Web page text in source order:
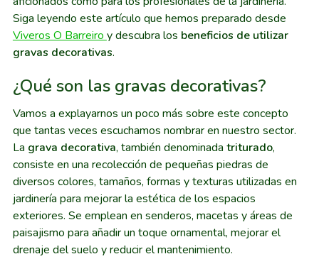
Siga leyendo este artículo que hemos preparado desde
Viveros O Barreiro y descubra los beneficios de utilizar
gravas decorativas.
¿Qué son las gravas decorativas?
Vamos a explayarnos un poco más sobre este concepto
que tantas veces escuchamos nombrar en nuestro sector.
La grava decorativa, también denominada triturado,
consiste en una recolección de pequeñas piedras de
diversos colores, tamaños, formas y texturas utilizadas en
jardinería para mejorar la estética de los espacios
exteriores. Se emplean en senderos, macetas y áreas de
paisajismo para añadir un toque ornamental, mejorar el
drenaje del suelo y reducir el mantenimiento.